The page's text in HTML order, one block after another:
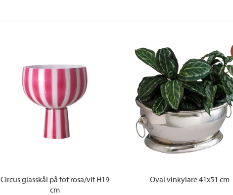
Circus glasskål på fot rosa/vit H19
cm
Oval vinkylare 41x51 cm